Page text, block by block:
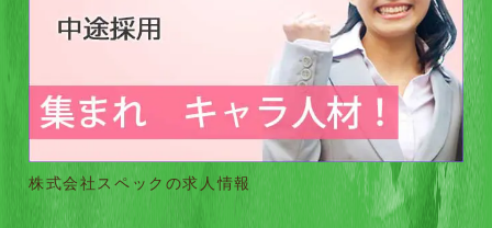
株式会社スペックの求人情報